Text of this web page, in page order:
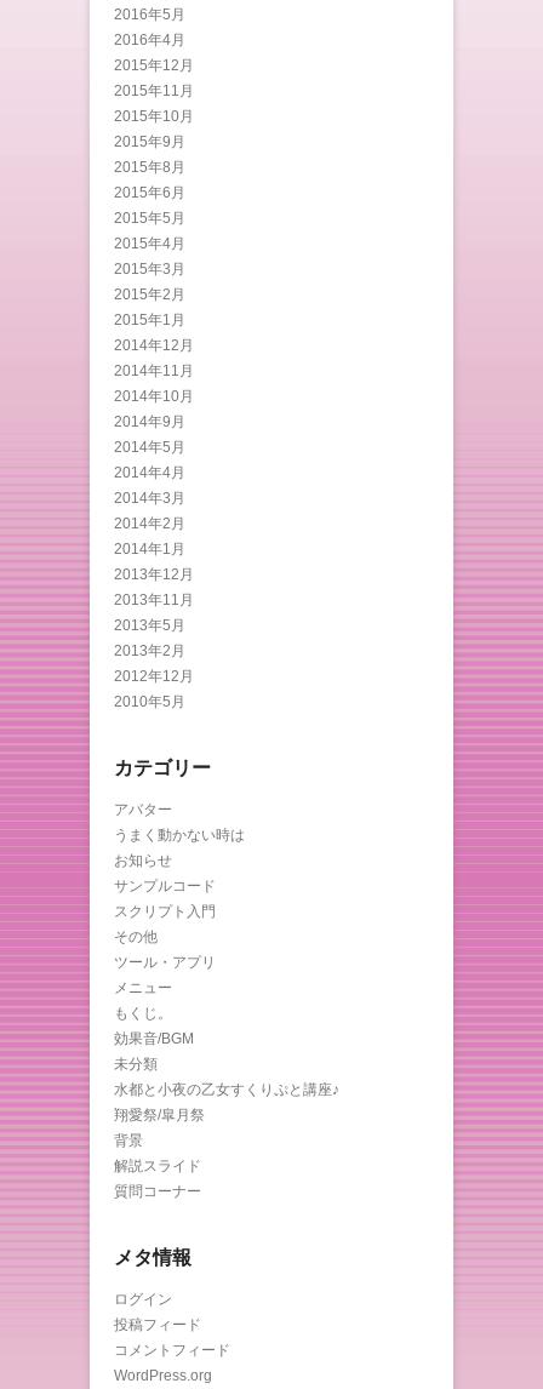
2016年5月
2016年4月
2015年12月
2015年11月
2015年10月
2015年9月
2015年8月
2015年6月
2015年5月
2015年4月
2015年3月
2015年2月
2015年1月
2014年12月
2014年11月
2014年10月
2014年9月
2014年5月
2014年4月
2014年3月
2014年2月
2014年1月
2013年12月
2013年11月
2013年5月
2013年2月
2012年12月
2010年5月
カテゴリー
アバター
うまく動かない時は
お知らせ
サンプルコード
スクリプト入門
その他
ツール・アプリ
メニュー
もくじ。
効果音/BGM
未分類
水都と小夜の乙女すくりぷと講座♪
翔愛祭/皐月祭
背景
解説スライド
質問コーナー
メタ情報
ログイン
投稿フィード
コメントフィード
WordPress.org